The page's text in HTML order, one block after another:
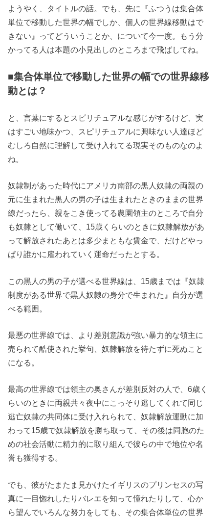
ようやく、タイトルの話。でも、先に『ふつうは集合体
単位で移動した世界の幅でしか、個人の世界線移動はで
きない』ってどういうことか、について今一度。もう分
かってる人は本題の小見出しのところまで飛ばしてね。
■集合体単位で移動した世界の幅での世界線移
動とは？
と、言葉にするとスピリチュアルな感じがするけど、実
はすごい地味かつ、スピリチュアルに興味ない人達ほど
むしろ自然に理解して受け入れてる現実そのものなのよ
ね。
奴隷制があった時代にアメリカ南部の黒人奴隷の両親の
元に生まれた黒人の男の子は生まれたときのままの世界
線だったら、親をこき使ってる農園領主のところで自分
も奴隷として働いて、15歳くらいのときに奴隷解放があ
って解放されたあとは多少まともな賃金で、だけどやっ
ぱり誰かに雇われていく運命だったとする。
この黒人の男の子が選べる世界線は、15歳までは『奴隷
制度がある世界で黒人奴隷の身分で生まれた』自分が選
べる範囲。
最悪の世界線では、より差別意識が強い暴力的な領主に
売られて酷使された挙句、奴隷解放を待たずに死ぬこと
になる。
最高の世界線では領主の奥さんが差別反対の人で、6歳く
らいのときに両親共々夜中にこっそり逃してくれて同じ
逃亡奴隷の共同体に受け入れられて、奴隷解放運動に加
わって15歳で奴隷解放を勝ち取って、その後は同胞のた
めの社会活動に精力的に取り組んで彼らの中で地位や名
誉も獲得する。
でも、彼がたまたま見かけたイギリスのプリンセスの写
真に一目惚れしたりバレエを知って憧れたりして、心か
ら望んでいろんな努力をしても、その集合体単位の世界